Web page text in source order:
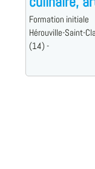
Formation initiale
Hérouville-Saint-
(14) -